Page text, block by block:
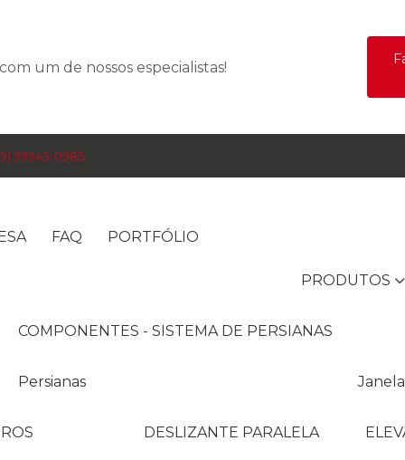
um de nossos especialistas!
99943-0985
FAQ PORTFÓLIO
PRODUTOS
COMPONENTES - SISTEMA DE PERSIANAS
Persianas
DESLIZANTE PARALELA